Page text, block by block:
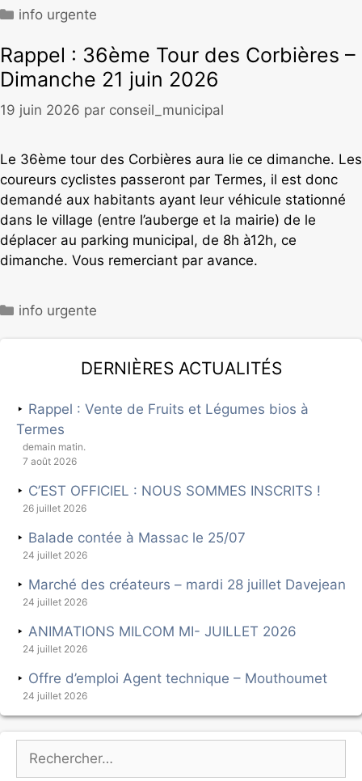
info urgente
Rappel : 36ème Tour des Corbières –
Dimanche 21 juin 2026
19 juin 2026 par conseil_municipal
Le 36ème tour des Corbières aura lie ce dimanche. Les
coureurs cyclistes passeront par Termes, il est donc
demandé aux habitants ayant leur véhicule stationné
dans le village (entre l’auberge et la mairie) de le
déplacer au parking municipal, de 8h à12h, ce
dimanche. Vous remerciant par avance.
info urgente
Dernières actualités
Rappel : Vente de Fruits et Légumes bios à
Termes
demain matin.
7 août 2026
C’EST OFFICIEL : NOUS SOMMES INSCRITS !
26 juillet 2026
Balade contée à Massac le 25/07
24 juillet 2026
Marché des créateurs – mardi 28 juillet Davejean
24 juillet 2026
ANIMATIONS MILCOM MI- JUILLET 2026
24 juillet 2026
Offre d’emploi Agent technique – Mouthoumet
24 juillet 2026